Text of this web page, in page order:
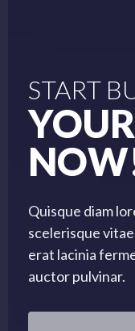
START
Quisque diam
scelerisque
erat lacinia
auctor pulvinar.